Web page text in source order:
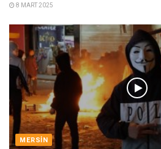
8 MART 2025
MERSIN